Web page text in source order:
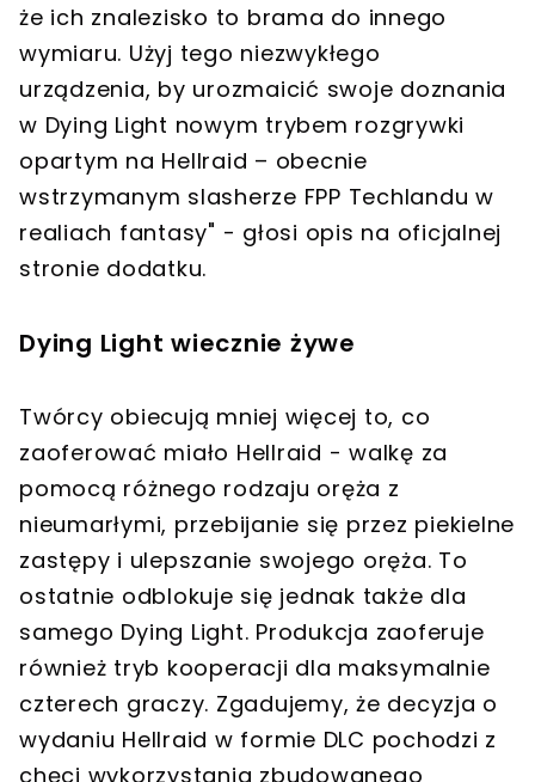
że ich znalezisko to brama do innego
wymiaru. Użyj tego niezwykłego
urządzenia, by urozmaicić swoje doznania
w Dying Light nowym trybem rozgrywki
opartym na Hellraid – obecnie
wstrzymanym slasherze FPP Techlandu w
realiach fantasy" - głosi opis na oficjalnej
stronie dodatku.
Dying Light wiecznie żywe
Twórcy obiecują mniej więcej to, co
zaoferować miało Hellraid - walkę za
pomocą różnego rodzaju oręża z
nieumarłymi, przebijanie się przez piekielne
zastępy i ulepszanie swojego oręża. To
ostatnie odblokuje się jednak także dla
samego Dying Light. Produkcja zaoferuje
również tryb kooperacji dla maksymalnie
czterech graczy. Zgadujemy, że decyzja o
wydaniu Hellraid w formie DLC pochodzi z
chęci wykorzystania zbudowanego